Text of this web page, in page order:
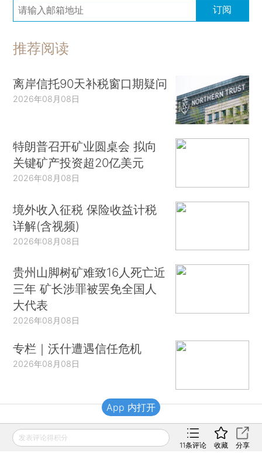
订阅
推荐阅读
离岸信托90天补税窗口期疑问
2026年08月08日
特朗普召开矿业圆桌会 拟向
关键矿产投资超20亿美元
2026年08月08日
境外收入征税 保险收益计税
详解(含视频)
2026年08月08日
贵州山脚树矿难致16人死亡近
三年 矿长涉罪被罢免全国人
大代表
2026年08月08日
专栏｜沃什遭遇信任危机
2026年08月08日
财新移动
发表评论得积分
11条评论 收藏 分享
App 内打开